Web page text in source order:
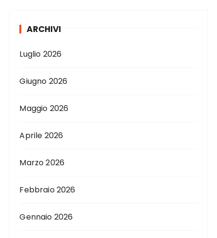
ARCHIVI
Luglio 2026
Giugno 2026
Maggio 2026
Aprile 2026
Marzo 2026
Febbraio 2026
Gennaio 2026